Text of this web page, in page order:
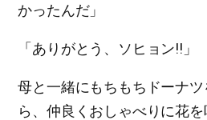
かったんだ」
「ありがとう、ソヒョン!!」
母と一緒にもちもちドーナ
ら、仲良くおしゃべりに花